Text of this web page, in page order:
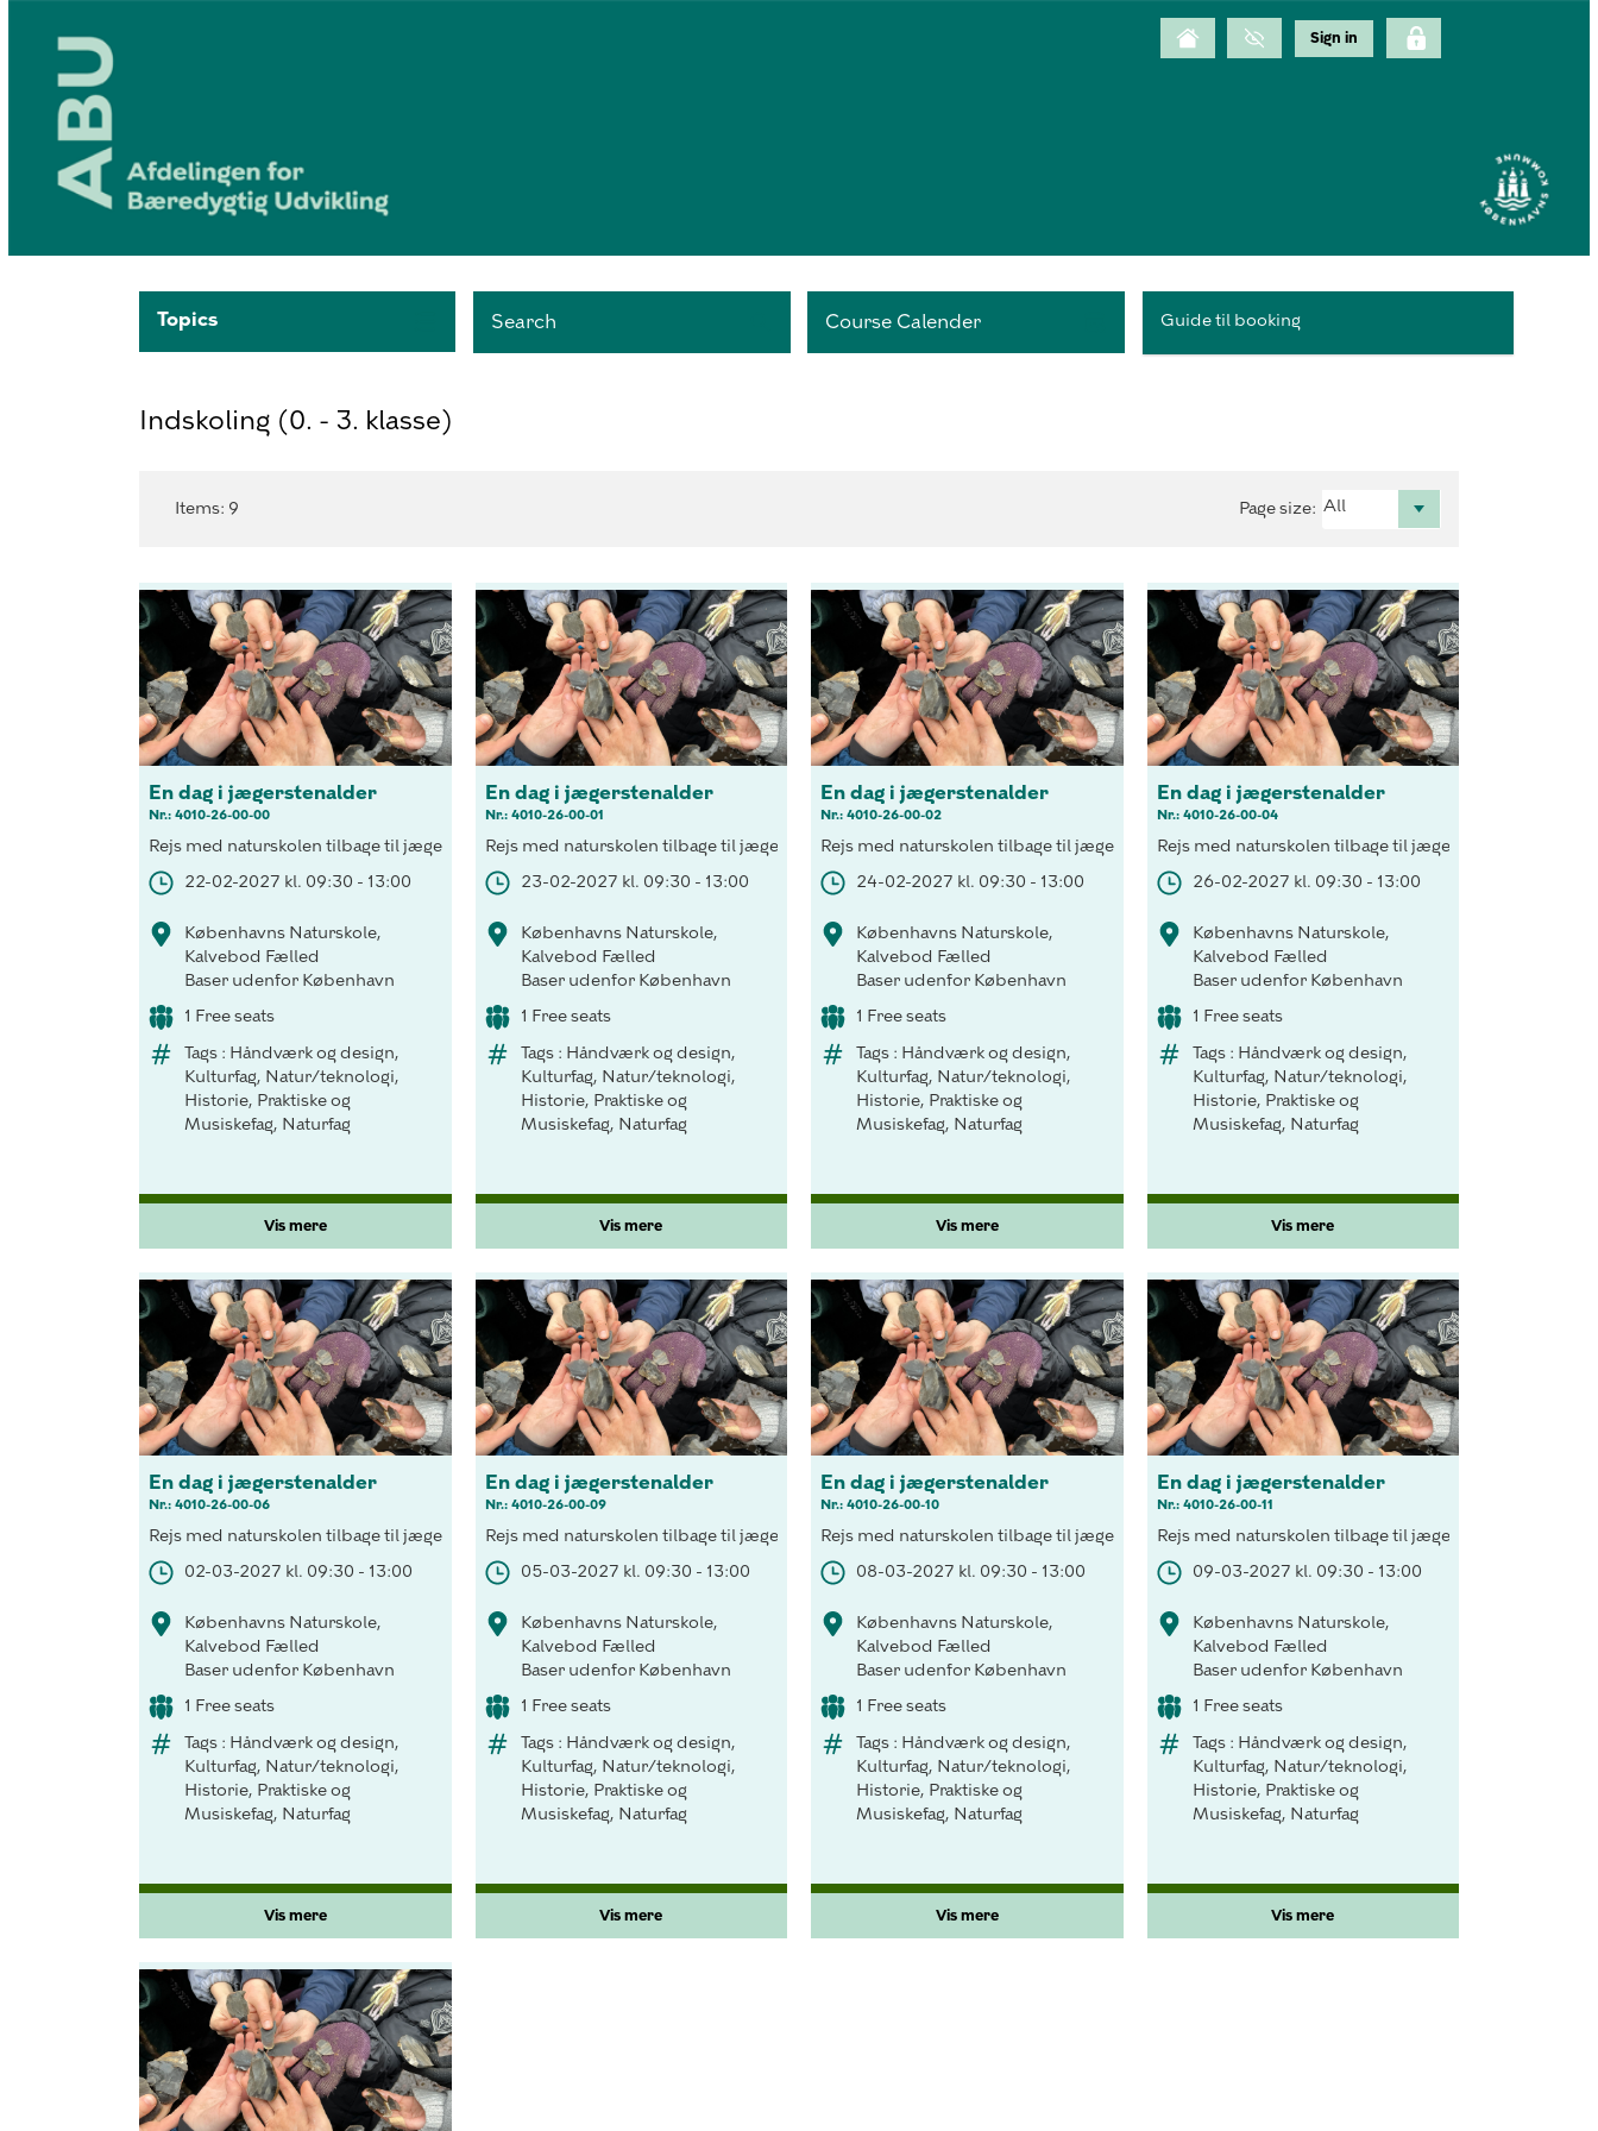
Topics Search Course Calender Guide til booking
Indskoling (0. - 3. klasse)
Items: 9 Page size:
En dag i jægerstenalder
Nr.: 4010-26-00-00
Rejs med naturskolen tilbage til jægerstenalderen, med birkeskoven som kulisse og fælleskabet i "stammen" som betingelse for overlevelsen i det barske natur.
22-02-2027 kl. 09:30 - 13:00
Københavns Naturskole,
Kalvebod Fælled
Baser udenfor København
1 Free seats
Tags : Håndværk og design,
Kulturfag, Natur/teknologi,
Historie, Praktiske og
Musiskefag, Naturfag
Vis mere
En dag i jægerstenalder
Nr.: 4010-26-00-01
Rejs med naturskolen tilbage til jægerstenalderen, med birkeskoven som kulisse og fælleskabet i "stammen" som betingelse for
23-02-2027 kl. 09:30 - 13:00
Københavns Naturskole,
Kalvebod Fælled
Baser udenfor København
1 Free seats
Tags : Håndværk og design,
Kulturfag, Natur/teknologi,
Historie, Praktiske og
Musiskefag, Naturfag
Vis mere
En dag i jægerstenalder
Nr.: 4010-26-00-02
Rejs med naturskolen tilbage til jægerstenalderen, med birkeskoven som kulisse og fælleskabet
24-02-2027 kl. 09:30 - 13:00
Københavns Naturskole,
Kalvebod Fælled
Baser udenfor København
1 Free seats
Tags : Håndværk og design,
Kulturfag, Natur/teknologi,
Historie, Praktiske og
Musiskefag, Naturfag
Vis mere
En dag i jægerstenalder
Nr.: 4010-26-00-04
Rejs med naturskolen tilbage til jægerstenalderen,
26-02-2027 kl. 09:30 - 13:00
Københavns Naturskole,
Kalvebod Fælled
Baser udenfor København
1 Free seats
Tags : Håndværk og design,
Kulturfag, Natur/teknologi,
Historie, Praktiske og
Musiskefag, Naturfag
Vis mere
En dag i jægerstenalder
Nr.: 4010-26-00-06
Rejs med naturskolen tilbage til jægerstenalderen, med birkeskoven som kulisse og fælleskabet i "stammen" som betingelse for overlevelsen i det barske natur.
02-03-2027 kl. 09:30 - 13:00
Københavns Naturskole,
Kalvebod Fælled
Baser udenfor København
1 Free seats
Tags : Håndværk og design,
Kulturfag, Natur/teknologi,
Historie, Praktiske og
Musiskefag, Naturfag
Vis mere
En dag i jægerstenalder
Nr.: 4010-26-00-09
Rejs med naturskolen tilbage til jægerstenalderen, med birkeskoven som kulisse og fælleskabet i "stammen" som betingelse for
05-03-2027 kl. 09:30 - 13:00
Københavns Naturskole,
Kalvebod Fælled
Baser udenfor København
1 Free seats
Tags : Håndværk og design,
Kulturfag, Natur/teknologi,
Historie, Praktiske og
Musiskefag, Naturfag
Vis mere
En dag i jægerstenalder
Nr.: 4010-26-00-10
Rejs med naturskolen tilbage til jægerstenalderen, med birkeskoven som kulisse og fælleskabet
08-03-2027 kl. 09:30 - 13:00
Københavns Naturskole,
Kalvebod Fælled
Baser udenfor København
1 Free seats
Tags : Håndværk og design,
Kulturfag, Natur/teknologi,
Historie, Praktiske og
Musiskefag, Naturfag
Vis mere
En dag i jægerstenalder
Nr.: 4010-26-00-11
Rejs med naturskolen tilbage til jægerstenalderen,
09-03-2027 kl. 09:30 - 13:00
Københavns Naturskole,
Kalvebod Fælled
Baser udenfor København
1 Free seats
Tags : Håndværk og design,
Kulturfag, Natur/teknologi,
Historie, Praktiske og
Musiskefag, Naturfag
Vis mere